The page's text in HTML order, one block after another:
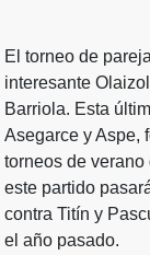
El torneo de
interesante
Barriola. Esta
Asegarce y Aspe,
torneos de
este partido
contra Titín y
el año pasado.